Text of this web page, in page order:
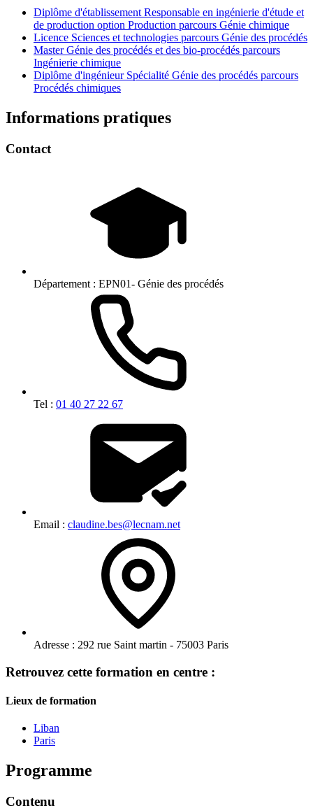
Diplôme d'établissement Responsable en ingénierie d'étude et
de production option Production parcours Génie chimique
Licence Sciences et technologies parcours Génie des procédés
Master Génie des procédés et des bio-procédés parcours
Ingénierie chimique
Diplôme d'ingénieur Spécialité Génie des procédés parcours
Procédés chimiques
Informations pratiques
Contact
Département : EPN01- Génie des procédés
Tel : 01 40 27 22 67
Email : claudine.bes@lecnam.net
Adresse : 292 rue Saint martin - 75003 Paris
Retrouvez cette formation en centre :
Lieux de formation
Liban
Paris
Programme
Contenu